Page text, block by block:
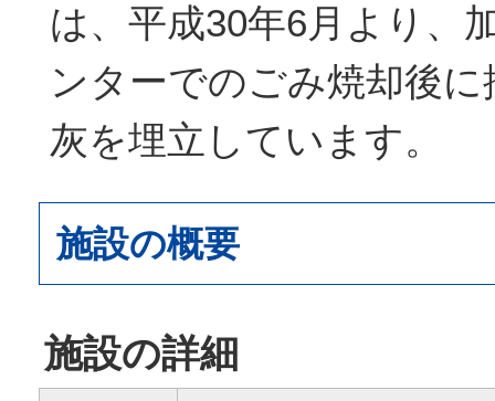
は、平成30年6月より、
ンターでのごみ焼却後
灰を埋立しています。
施設の概要
施設の詳細